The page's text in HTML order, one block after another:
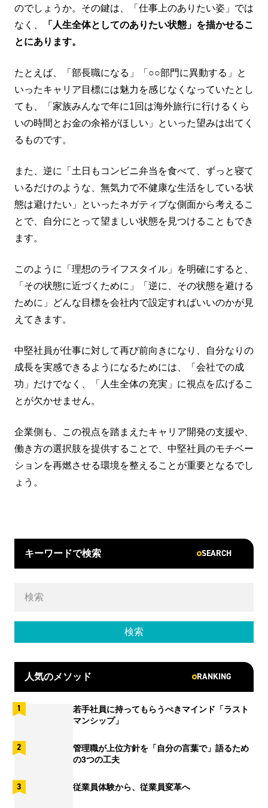
のでしょうか。その鍵は、「仕事上のありたい姿」では
なく、
「人生全体としてのありたい状態」を描かせるこ
とにあります。
たとえば、「部長職になる」「○○部門に異動する」と
いったキャリア目標には魅力を感じなくなっていたとし
ても、「家族みんなで年に1回は海外旅行に行けるくら
いの時間とお金の余裕がほしい」といった望みは出てく
るものです。
また、逆に「土日もコンビニ弁当を食べて、ずっと寝て
いるだけのような、無気力で不健康な生活をしている状
態は避けたい」といったネガティブな側面から考えるこ
とで、自分にとって望ましい状態を見つけることもでき
ます。
このように「理想のライフスタイル」を明確にすると、
「その状態に近づくために」「逆に、その状態を避ける
ために」どんな目標を会社内で設定すればいいのかが見
えてきます。
中堅社員が仕事に対して再び前向きになり、自分なりの
成長を実感できるようになるためには、「会社での成
功」だけでなく、「人生全体の充実」に視点を広げるこ
とが欠かせません。
企業側も、この視点を踏まえたキャリア開発の支援や、
働き方の選択肢を提供することで、中堅社員のモチベー
ションを再燃させる環境を整えることが重要となるでし
ょう。
キーワードで検索 SEARCH
人気のメソッド RANKING
若手社員に持ってもらうべきマインド「ラスト
マンシップ」
管理職が上位方針を「自分の言葉で」語るため
の3つの工夫
従業員体験から、従業員変革へ